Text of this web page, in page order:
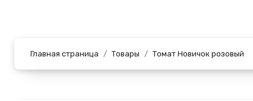
Главная страница Товары Томат Новичок розовый